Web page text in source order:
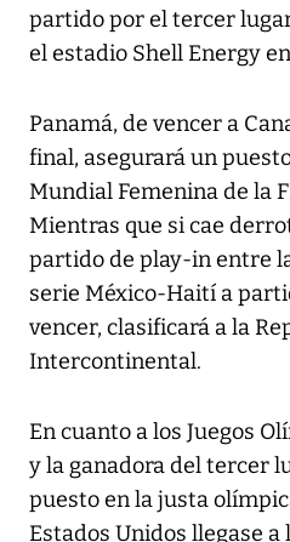
partido por el tercer
el estadio Shell Energy
Panamá, de vencer a
final, asegurará un
Mundial Femenina de la
Mientras que si cae
partido de play-in entre
serie México-Haití a
vencer, clasificará a la
Intercontinental.
En cuanto a los Juegos
y la ganadora del tercer
puesto en la justa
Estados Unidos llegase